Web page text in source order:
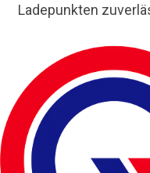
Ladepunkten